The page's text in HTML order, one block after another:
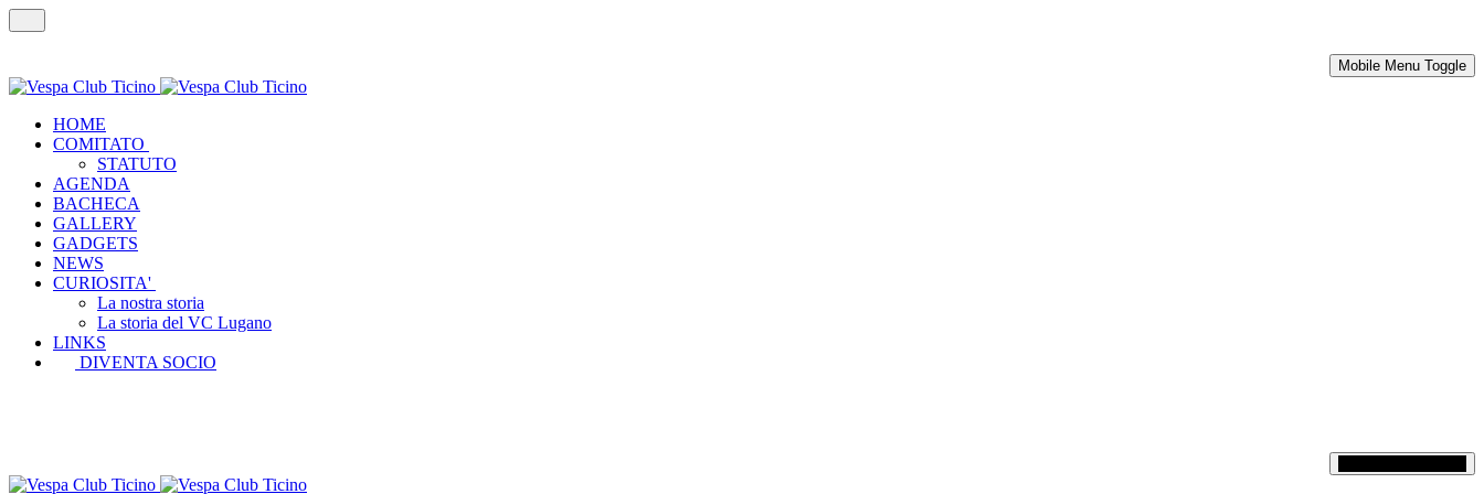
Mobile Menu Toggle
HOME
COMITATO
STATUTO
AGENDA
BACHECA
GALLERY
GADGETS
NEWS
CURIOSITA'
La nostra storia
La storia del VC Lugano
LINKS
DIVENTA SOCIO